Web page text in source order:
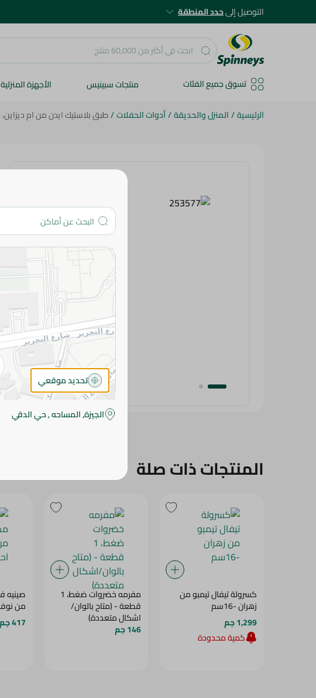
التوصيل إلىحدد المنطقة
تسوق جميع الفئات منتجات سبينيس الأجهزة المنزلية
الرئيسية/المنزل والحديقة/أدوات الحفلات/طبق بلاستيك ايدن من ام ديزاين، 21 سم - برتقالى
المنتجات ذات صلة
كسرولة تيفال تيمبو من
زهران -16سم
1,299 جم
كمية محدودة
مفرمه خضروات ضغط، 1
قطعة - (متاح بالوان/
اشكال متعددة)
146 جم
صينيه
من
417 جم
تحديد موقعي
الجيزة, المساحه , حي الدقي